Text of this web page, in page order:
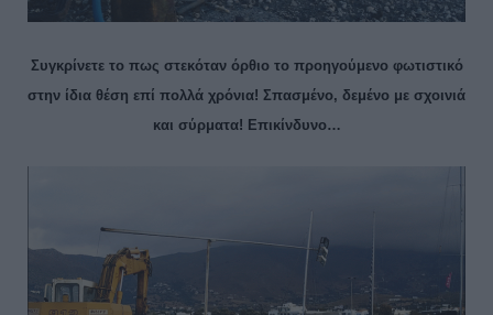
Συγκρίνετε το πως στεκόταν όρθιο το προηγούμενο φωτιστικό
στην ίδια θέση επί πολλά χρόνια! Σπασμένο, δεμένο με σχοινιά
και σύρματα! Επικίνδυνο…